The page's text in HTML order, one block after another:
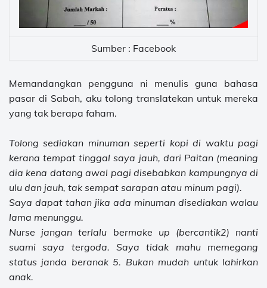
Sumber : Facebook
Memandangkan pengguna ni menulis guna bahasa
pasar di Sabah, aku tolong translatekan untuk mereka
yang tak berapa faham.
Tolong sediakan minuman seperti kopi di waktu pagi
kerana tempat tinggal saya jauh, dari Paitan (meaning
dia kena datang awal pagi disebabkan kampungnya di
ulu dan jauh, tak sempat sarapan atau minum pagi).
Saya dapat tahan jika ada minuman disediakan walau
lama menunggu.
Nurse jangan terlalu bermake up (bercantik2) nanti
suami saya tergoda. Saya tidak mahu memegang
status janda beranak 5. Bukan mudah untuk lahirkan
anak.